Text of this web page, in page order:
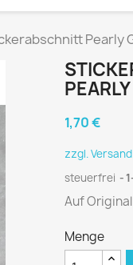
1,70 €
zzgl. Versand
steuerfrei
Auf
Menge